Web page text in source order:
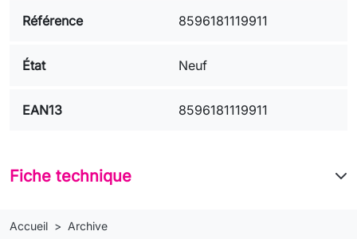
Référence 8596181119911
État Neuf
EAN13 8596181119911
Fiche technique
Accueil Archive